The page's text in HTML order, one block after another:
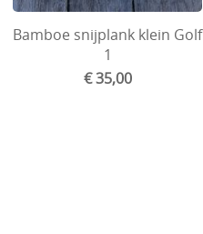
Bamboe snijplank klein Golf
1
€ 35,00